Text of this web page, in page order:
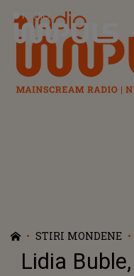
Radio Impuls
STIRI MONDENE
Lidia